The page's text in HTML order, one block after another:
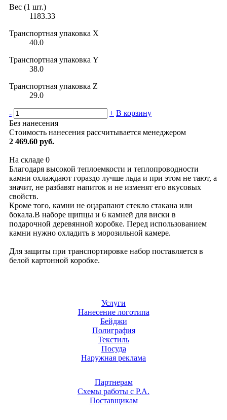
Вес (1 шт.)
1183.33
Транспортная упаковка X
40.0
Транспортная упаковка Y
38.0
Транспортная упаковка Z
29.0
- + В корзину
Без нанесения
Стоимость нанесения рассчитывается менеджером
2 469.60 руб.
На складе 0
Благодаря высокой теплоемкости и теплопроводности
камни охлаждают гораздо лучше льда и при этом не тают, а
значит, не разбавят напиток и не изменят его вкусовых
свойств.
Кроме того, камни не оцарапают стекло стакана или
бокала.В наборе щипцы и 6 камней для виски в
подарочной деревянной коробке. Перед использованием
камни нужно охладить в морозильной камере.
Для защиты при транспортировке набор поставляется в
белой картонной коробке.
Услуги
Нанесение логотипа
Бейджи
Полиграфия
Текстиль
Посуда
Наружная реклама
Партнерам
Схемы работы с Р.А.
Поставщикам